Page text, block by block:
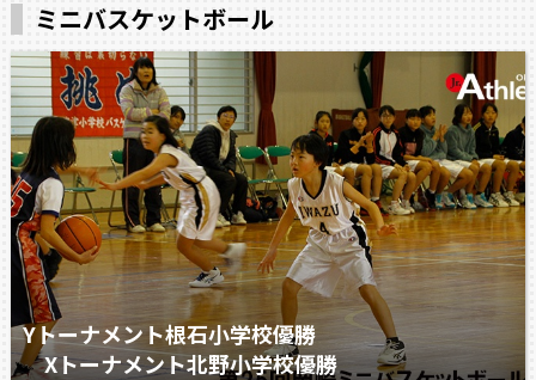
ミニバスケットボール
Yトーナメント根石小学校優勝
Xトーナメント北野小学校優勝